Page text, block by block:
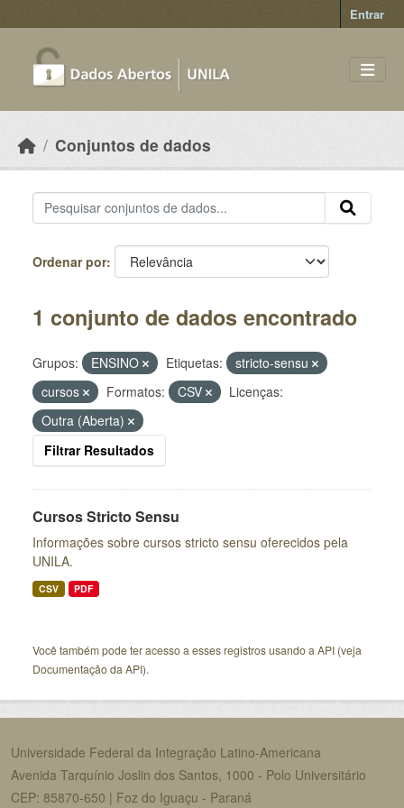
Entrar
Conjuntos de dados
Ordenar por
1 conjunto de dados encontrado
Grupos: ENSINO Etiquetas:
stricto-sensu
cursos
Formatos: CSV
Licenças:
Outra (Aberta)
Filtrar Resultados
Cursos Stricto Sensu
Informações sobre cursos stricto sensu oferecidos pela
UNILA.
CSV PDF
Você também pode ter acesso a esses registros usando a API (veja
Documentação da API).
Universidade Federal da Integração Latino-Americana
Avenida Tarquínio Joslin dos Santos, 1000 - Polo Universitário
CEP: 85870-650 | Foz do Iguaçu - Paraná